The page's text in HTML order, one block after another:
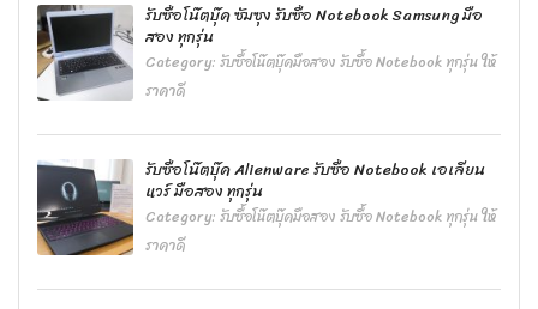
รับซื้อโน๊ตบุ๊ค ซัมซุง รับซื้อ Notebook Samsung มือ
สอง ทุกรุ่น
Category:รับซื้อโน๊ตบุ๊คมือสอง รับซื้อ Notebook ทุกรุ่น ให้
ราคาดี
รับซื้อโน๊ตบุ๊ค Alienware รับซื้อ Notebook เอเลียน
แวร์ มือสอง ทุกรุ่น
Category:รับซื้อโน๊ตบุ๊คมือสอง รับซื้อ Notebook ทุกรุ่น ให้
ราคาดี